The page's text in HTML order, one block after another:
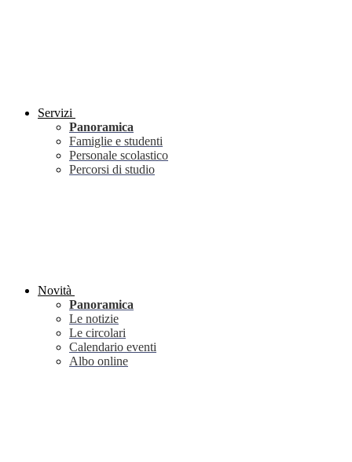
Servizi
Panoramica
Famiglie e studenti
Personale scolastico
Percorsi di studio
Novità
Panoramica
Le notizie
Le circolari
Calendario eventi
Albo online